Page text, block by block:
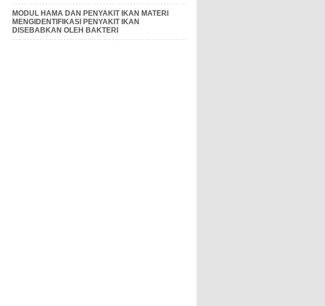
MODUL HAMA DAN PENYAKIT IKAN MATERI
MENGIDENTIFIKASI PENYAKIT IKAN
DISEBABKAN OLEH BAKTERI